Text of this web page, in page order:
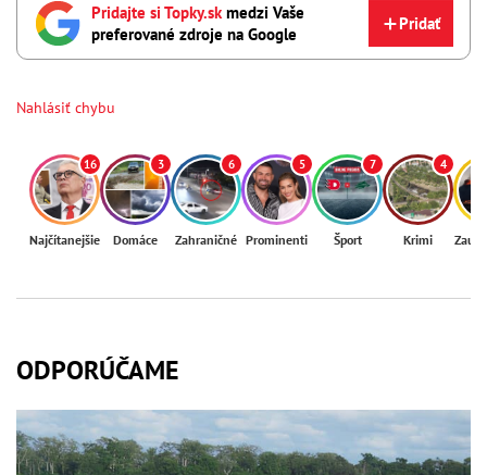
Pridajte si Topky.sk medzi Vaše
preferované zdroje na Google
Pridať
Nahlásiť chybu
16
Najčítanejšie
3
Domáce
6
Zahraničné
5
Prominenti
7
Šport
4
Krimi
ODPORÚČAME